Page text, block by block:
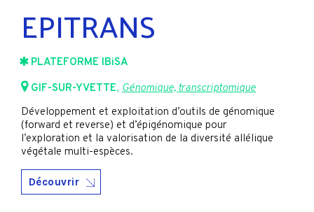
EPITRANS
PLATEFORME IBiSA
GIF-SUR-YVETTE, Génomique, transcriptomique
Développement et exploitation d’outils de génomique
(forward et reverse) et d’épigénomique pour
l’exploration et la valorisation de la diversité allélique
végétale multi-espèces.
Découvrir